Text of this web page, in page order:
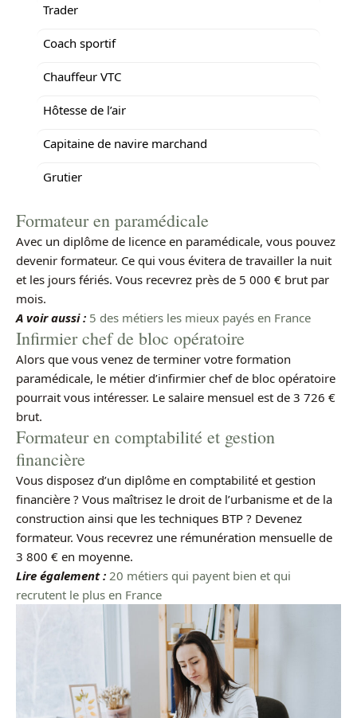
Trader
Coach sportif
Chauffeur VTC
Hôtesse de l’air
Capitaine de navire marchand
Grutier
Formateur en paramédicale
Avec un diplôme de licence en paramédicale, vous pouvez
devenir formateur. Ce qui vous évitera de travailler la nuit
et les jours fériés. Vous recevrez près de 5 000 € brut par
mois.
A voir aussi : 5 des métiers les mieux payés en France
Infirmier chef de bloc opératoire
Alors que vous venez de terminer votre formation
paramédicale, le métier d’infirmier chef de bloc opératoire
pourrait vous intéresser. Le salaire mensuel est de 3 726 €
brut.
Formateur en comptabilité et gestion
financière
Vous disposez d’un diplôme en comptabilité et gestion
financière ? Vous maîtrisez le droit de l’urbanisme et de la
construction ainsi que les techniques BTP ? Devenez
formateur. Vous recevrez une rémunération mensuelle de
3 800 € en moyenne.
Lire également : 20 métiers qui payent bien et qui
recrutent le plus en France